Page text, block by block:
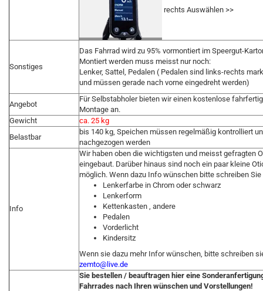
rechts Auswählen >>
Sonstiges
Das Fahrrad wird zu 95% vormontiert im Speergut-
Montiert werden muss meisst nur noch:
Lenker, Sattel, Pedalen ( Pedalen sind links-rechts
und müssen gerade nach vorne eingedreht werden)
Angebot
Für Selbstabholer bieten wir einen kostenlose
Montage an.
Gewicht
ca. 25 kg
Belastbar
bis 140 kg, Speichen müssen regelmäßig kontrolliert
nachgezogen werden
Info
Wir haben oben die wichtigsten und meisst gefragten
eingebaut. Darüber hinaus sind noch ein paar kleine
möglich. Wenn dazu Info wünschen bitte schreiben Sie
Lenkerfarbe in Chrom oder schwarz
Lenkerform
Kettenkasten , andere
Pedalen
Vorderlicht
Kindersitz
Wenn sie dazu mehr Infor wünschen, bitte schreiben
zemto@live.de
Sie bestellen / beauftragen hier eine
Fahrrades nach Ihren wünschen und Vorstellungen!